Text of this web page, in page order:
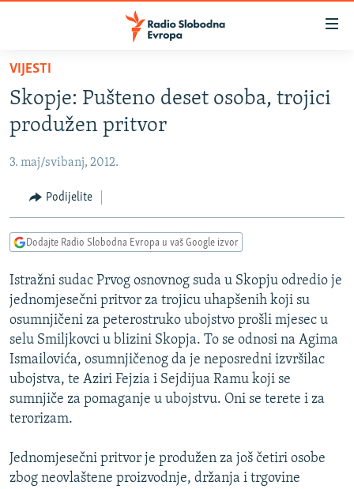
Pređite
glavni
sadržaj
Pređite
na
navigaciju
Pređite
na
VIJESTI
BOSNA I HERCEGOVINA
SRBIJA
KOSOVO
CRNA GORA
VIDEO
FOTOGALERIJE
INFOGRAFIKE
PODCASTI
RAT U UKRAJINI
KINA NA BALKANU
RSE PRIČE IZ SVIJETA
ISPRIČAJ MI
DNEVNO@RSE
SPECIJALI RSE
VIŠE OD NASLOVA
GENOCID U SREBRENICI
PRATITE NAS
VIJESTI
Skopje: Pušteno deset osoba, trojici
produžen pritvor
3. maj/svibanj, 2012.
Podijelite
Dodajte Radio Slobodna Evropa u vaš Google izvor
Istražni sudac Prvog osnovnog suda u Skopju odredio je
jednomjesečni pritvor za trojicu uhapšenih koji su
osumnjičeni za peterostruko ubojstvo prošli mjesec u
selu Smiljkovci u blizini Skopja. To se odnosi na Agima
Ismailovića, osumnjičenog da je neposredni izvršilac
ubojstva, te Aziri Fejzia i Sejdijua Ramu koji se
sumnjiče za pomaganje u ubojstvu. Oni se terete i za
terorizam.
Jednomjesečni pritvor je produžen za još četiri osobe
zbog neovlaštene proizvodnje, držanja i trgovine